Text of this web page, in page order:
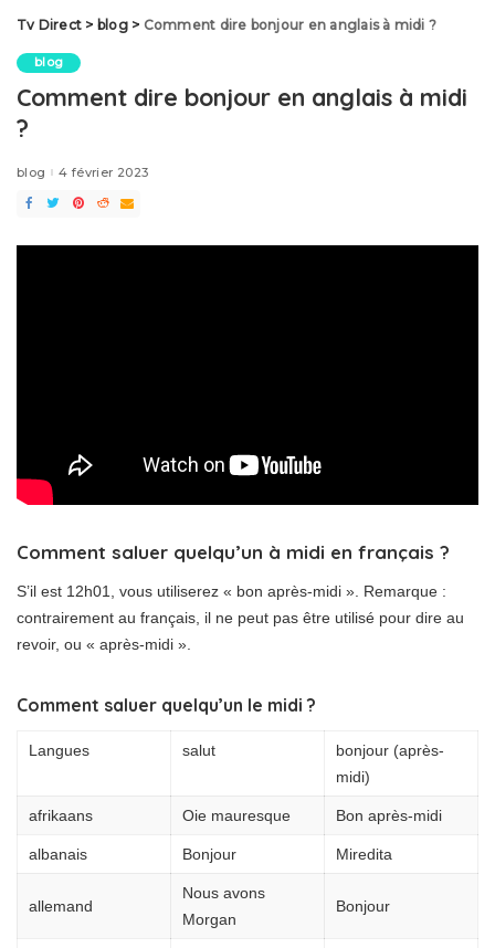
Tv Direct > blog> Comment dire bonjour en anglais à midi ?
blog
Comment dire bonjour en anglais à midi
?
blog 4 février 2023
Comment saluer quelqu’un à midi en français ?
S’il est 12h01, vous utiliserez « bon après-midi ». Remarque :
contrairement au français, il ne peut pas être utilisé pour dire au
revoir, ou « après-midi ».
Comment saluer quelqu’un le midi ?
Langues salut
bonjour (après-
midi)
afrikaans Oie mauresque Bon après-midi
albanais Bonjour Miredita
allemand
Nous avons
Morgan
Bonjour